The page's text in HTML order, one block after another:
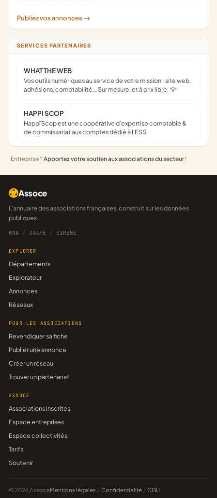
Publiez vos annonces ->
SERVICES PARTENAIRES
WHAT THE WEB
Vos outils numériques au service de votre mission : site web,
adhésions, comptabilité… Sur mesure, et à prix libre. 💡
HAPPI SCOP
Happï Scop est une coopérative d’expertise comptable &
de commissariat aux comptes dédié à l'ESS
Entreprise ?Apportez votre soutien aux associations du secteur !
Assoce
L'annuaire des associations françaises, construit sur les données
publiques.
RNA / JOAFE / SIRENE
EXPLORER
Départements
Explorateur
Annonces
Réseaux
POUR LES ASSOCIATIONS
Revendiquer sa fiche
Publier une annonce
Créer un réseau
Trouver un partenariat
ASSOCE
Associations inscrites
Espace entreprises
Espace collectivités
Tarifs
Soutenir
© 2026 AssoceMentions légales / Confidentialité / CGU